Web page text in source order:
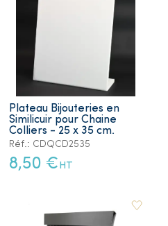
Plateau Bijouteries en
Similicuir pour Chaine
Colliers - 25 x 35 cm.
Réf.: CDQCD2535
8,50 € HT